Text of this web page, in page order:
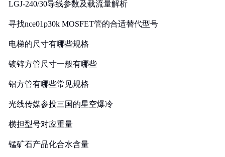
LGJ-240/30导线参数及载流量解析
寻找nce01p30k MOSFET管的合适替代型号
电梯的尺寸有哪些规格
镀锌方管尺寸一般有哪些
铝方管有哪些常见规格
光线传媒参投三国的星空爆冷
横担型号对应重量
锰矿石产品化合水含量